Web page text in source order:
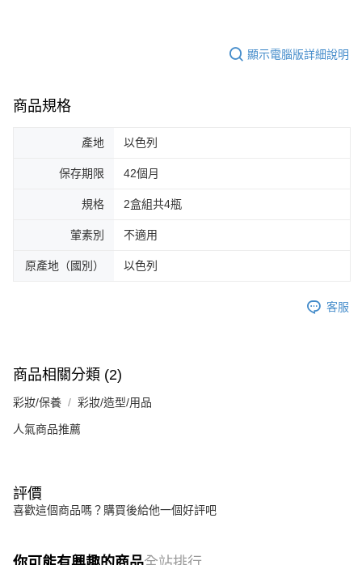
顯示電腦版詳細說明
商品規格
產地 以色列
保存期限 42個月
規格 2盒組共4瓶
葷素別 不適用
原產地（國別） 以色列
客服
商品相關分類 (2)
彩妝/保養 彩妝/造型/用品
人氣商品推薦
評價
喜歡這個商品嗎？購買後給他一個好評吧